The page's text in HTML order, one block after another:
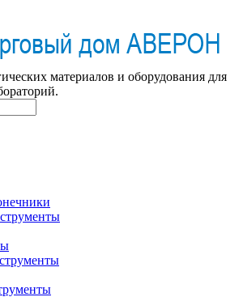
материалов и оборудования для